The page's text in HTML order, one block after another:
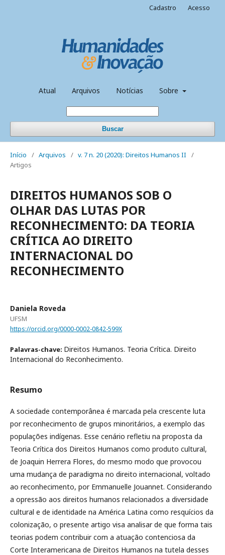
Atual Arquivos Notícias Sobre
Buscar
Cadastro Acesso
Início / Arquivos / v. 7 n. 20 (2020): Direitos Humanos II
/
Artigos
DIREITOS HUMANOS SOB O
OLHAR DAS LUTAS POR
RECONHECIMENTO: DA TEORIA
CRÍTICA AO DIREITO
INTERNACIONAL DO
RECONHECIMENTO
Daniela Roveda
UFSM
https://orcid.org/0000-0002-0842-599X
Palavras-chave: Direitos Humanos. Teoria Crítica. Direito
Internacional do Reconhecimento.
Resumo
A sociedade contemporânea é marcada pela crescente luta
por reconhecimento de grupos minoritários, a exemplo das
populações indígenas. Esse cenário refletiu na proposta da
Teoria Crítica dos Direitos Humanos como produto cultural,
de Joaquin Herrera Flores, do mesmo modo que provocou
uma mudança de paradigma no direito internacional, voltado
ao reconhecimento, por Emmanuelle Jouannet. Considerando
a opressão aos direitos humanos relacionados a diversidade
cultural e de identidade na América Latina como resquícios da
colonização, o presente artigo visa analisar de que forma tais
teorias podem contribuir com a atuação contenciosa da
Corte Interamericana de Direitos Humanos na tutela desses